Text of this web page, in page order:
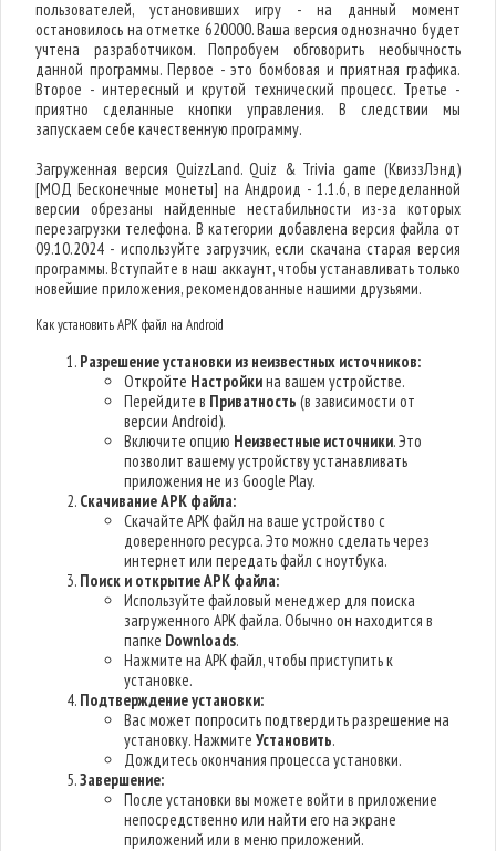
пользователей, установивших игру - на данный момент
остановилось на отметке 620000. Ваша версия однозначно будет
учтена разработчиком. Попробуем обговорить необычность
данной программы. Первое - это бомбовая и приятная графика.
Второе - интересный и крутой технический процесс. Третье -
приятно сделанные кнопки управления. В следствии мы
запускаем себе качественную программу.
Загруженная версия QuizzLand. Quiz & Trivia game (КвиззЛэнд)
[МОД Бесконечные монеты] на Андроид - 1.1.6, в переделанной
версии обрезаны найденные нестабильности из-за которых
перезагрузки телефона. В категории добавлена версия файла от
09.10.2024 - используйте загрузчик, если скачана старая версия
программы. Вступайте в наш аккаунт, чтобы устанавливать только
новейшие приложения, рекомендованные нашими друзьями.
Как установить APK файл на Android
Разрешение установки из неизвестных источников:
Откройте Настройкина вашем устройстве.
Перейдите в Приватность (в зависимости от
версии Android).
Включите опцию Неизвестные источники. Это
позволит вашему устройству устанавливать
приложения не из Google Play.
Скачивание APK файла:
Скачайте APK файл на ваше устройство с
доверенного ресурса. Это можно сделать через
интернет или передать файл с ноутбука.
Поиск и открытие APK файла:
Используйте файловый менеджер для поиска
загруженного APK файла. Обычно он находится в
папке Downloads.
Нажмите на APK файл, чтобы приступить к
установке.
Подтверждение установки:
Вас может попросить подтвердить разрешение на
установку. НажмитеУстановить.
Дождитесь окончания процесса установки.
Завершение:
После установки вы можете войти в приложение
непосредственно или найти его на экране
приложений или в меню приложений.